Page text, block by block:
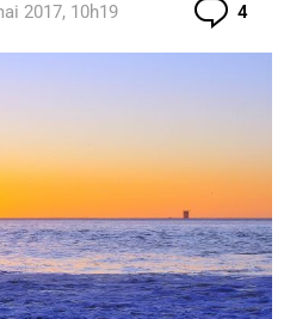
2017, 10h19 4